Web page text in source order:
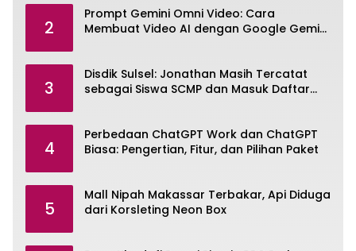
2
Prompt Gemini Omni Video: Cara
Membuat Video AI dengan Google Gemini
3
Disdik Sulsel: Jonathan Masih Tercatat
sebagai Siswa SCMP dan Masuk Daftar
4
Perbedaan ChatGPT Work dan ChatGPT
Biasa: Pengertian, Fitur, dan Pilihan Paket
5
Mall Nipah Makassar Terbakar, Api Diduga
dari Korsleting Neon Box